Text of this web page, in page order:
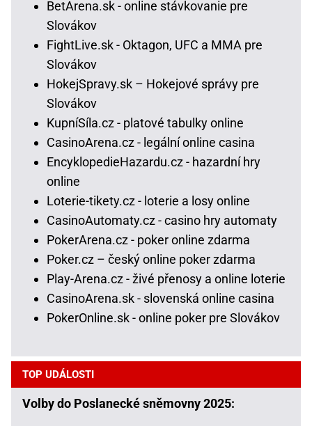
BetArena.sk - online stávkovanie pre
Slovákov
FightLive.sk - Oktagon, UFC a MMA pre
Slovákov
HokejSpravy.sk – Hokejové správy pre
Slovákov
KupníSíla.cz - platové tabulky online
CasinoArena.cz - legální online casina
EncyklopedieHazardu.cz - hazardní hry
online
Loterie-tikety.cz - loterie a losy online
CasinoAutomaty.cz - casino hry automaty
PokerArena.cz - poker online zdarma
Poker.cz – český online poker zdarma
Play-Arena.cz - živé přenosy a online loterie
CasinoArena.sk - slovenská online casina
PokerOnline.sk - online poker pre Slovákov
TOP UDÁLOSTI
Volby do Poslanecké sněmovny 2025: